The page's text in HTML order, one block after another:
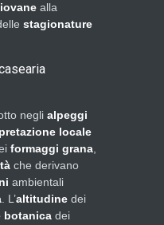
alla
stagionature
negli alpeggi
locale
formaggi grana
che derivano
ambientali
. L’altitudine dei
botanica dei